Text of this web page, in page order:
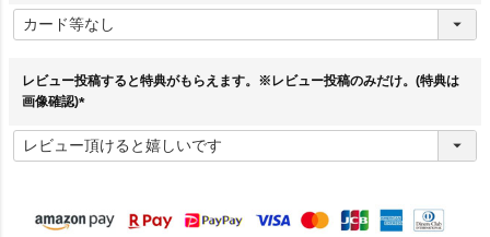
必
須
レビュー投稿すると特典がもらえます。※レビュー投稿のみだけ。(特典は
画像確認)
必
須